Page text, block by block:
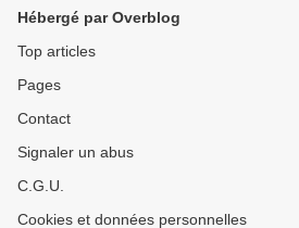
Hébergé par Overblog
Top articles
Pages
Contact
Signaler un abus
C.G.U.
Cookies et données personnelles